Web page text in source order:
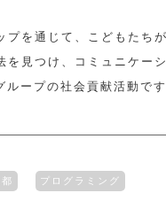
プを通じて、こどもたち
を見つけ、コミュニケー
ープの社会貢献活動で
プログラミング